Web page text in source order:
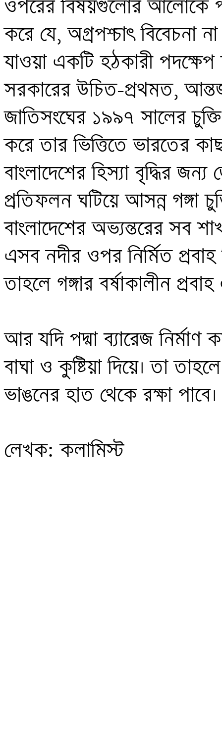
ওপরের বিষয়গুলোর আলোকে
করে যে, অগ্রপশ্চাৎ বিবেচনা
যাওয়া একটি হঠকারী
সরকারের উচিত–প্রথমত,
জাতিসংঘের ১৯৯৭ সালের
করে তার ভিত্তিতে ভারতের
বাংলাদেশের হিস্যা বৃদ্ধির
প্রতিফলন ঘটিয়ে আসন্ন গঙ্গা
বাংলাদেশের অভ্যন্তরের সব
এসব নদীর ওপর নির্মিত প্রবাহ
তাহলে গঙ্গার বর্ষাকালীন
আর যদি পদ্মা ব্যারেজ
বাঘা ও কুষ্টিয়া দিয়ে। তা
ভাঙনের হাত থেকে রক্ষা পাবে।